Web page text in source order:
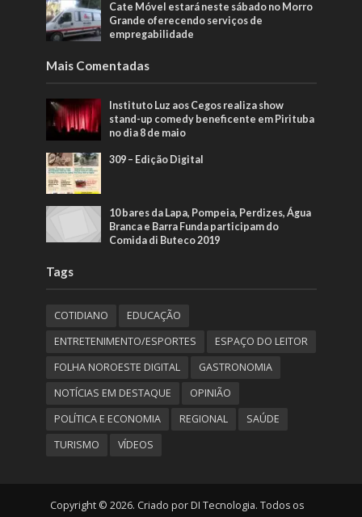
Cate Móvel estará neste sábado no Morro
Grande oferecendo serviços de
empregabilidade
Mais Comentadas
Instituto Luz aos Cegos realiza show
stand-up comedy beneficente em Pirituba
no dia 8 de maio
309 – Edição Digital
10 bares da Lapa, Pompeia, Perdizes, Água
Branca e Barra Funda participam do
Comida di Buteco 2019
Tags
COTIDIANO
EDUCAÇÃO
ENTRETENIMENTO/ESPORTES
ESPAÇO DO LEITOR
FOLHA NOROESTE DIGITAL
GASTRONOMIA
NOTÍCIAS EM DESTAQUE
OPINIÃO
POLÍTICA E ECONOMIA
REGIONAL
SAÚDE
TURISMO
VÍDEOS
Copyright © 2026. Criado por DI Tecnologia. Todos os